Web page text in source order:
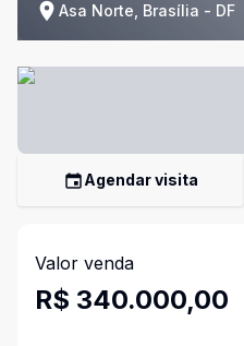
Asa Norte, Brasília - DF
Agendar visita
Valor venda
R$ 340.000,00